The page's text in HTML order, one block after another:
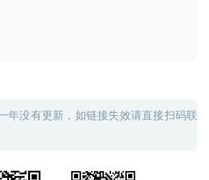
年没有更新，如链接失效请直接扫码联